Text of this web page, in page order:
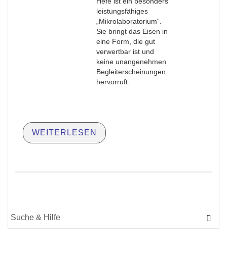
leistungsfähiges
„Mikrolaboratorium“.
Sie bringt das Eisen in
eine Form, die gut
verwertbar ist und
keine unangenehmen
Begleiterscheinungen
hervorruft.
WEITERLESEN